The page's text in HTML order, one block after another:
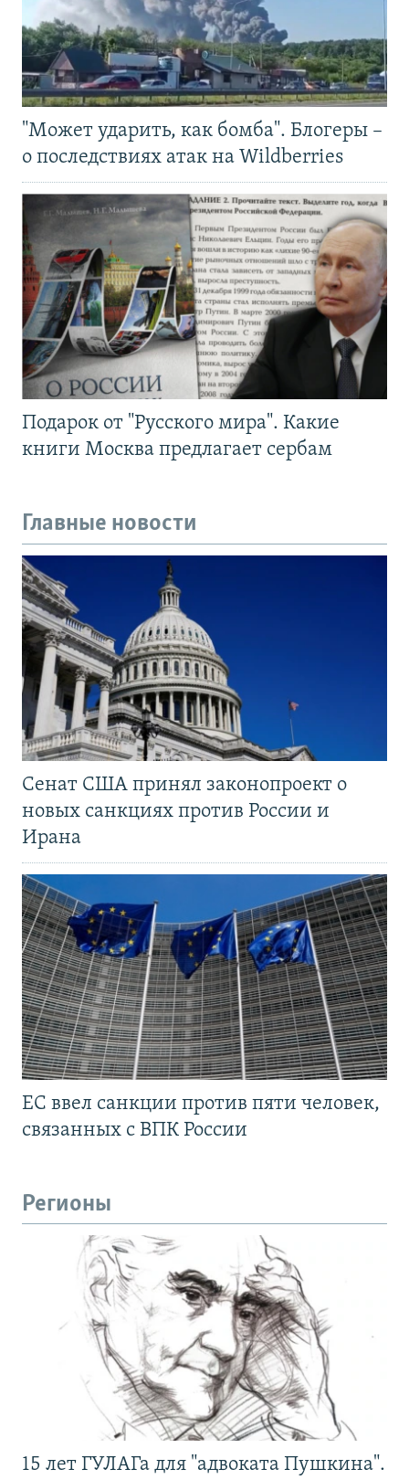
"Может ударить, как бомба". Блогеры –
о последствиях атак на Wildberries
Подарок от "Русского мира". Какие
книги Москва предлагает сербам
Главные новости
Сенат США принял законопроект о
новых санкциях против России и
Ирана
ЕС ввел санкции против пяти человек,
связанных с ВПК России
Регионы
15 лет ГУЛАГа для "адвоката Пушкина".